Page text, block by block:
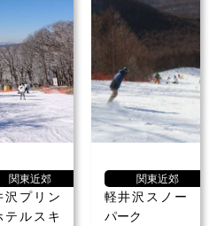
気軽に遊べました。長野県の
入っているスキー場となりま
ウンジエリアが設けられていま
暖炉などが配置され、ゲレンデ
リラックスできるスペースがあ
と見る
4.0
関東近郊
沢プリン
テルスキ
関東近郊
軽井沢スノー
パーク